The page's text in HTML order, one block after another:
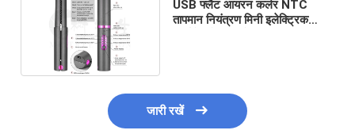
USB फ्लैट आयरन कर्लर NTC
तापमान नियंत्रण मिनी इलेक्ट्रिक
जारी रखें